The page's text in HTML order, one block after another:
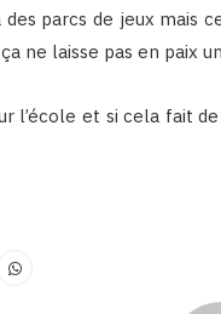
parcs de jeux mais
ne laisse pas en paix
l’école et si cela fait